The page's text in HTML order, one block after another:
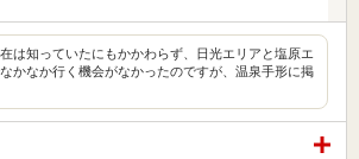
は知っていたにもかかわらず、日光エリアと塩原エ
かなか行く機会がなかったのですが、温泉手形に掲